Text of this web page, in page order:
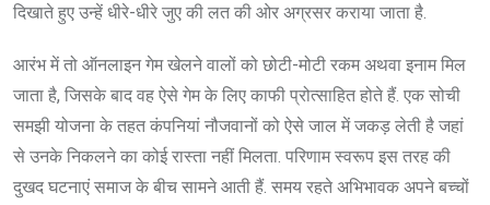
दिखाते हुए उन्हें धीरे-धीरे जुए की लत की ओर अग्रसर कराया जाता है.
आरंभ में तो ऑनलाइन गेम खेलने वालों को छोटी-मोटी रकम अथवा इनाम मिल
जाता है, जिसके बाद वह ऐसे गेम के लिए काफी प्रोत्साहित होते हैं. एक सोची
समझी योजना के तहत कंपनियां नौजवानों को ऐसे जाल में जकड़ लेती है जहां
से उनके निकलने का कोई रास्ता नहीं मिलता. परिणाम स्वरूप इस तरह की
दुखद घटनाएं समाज के बीच सामने आती हैं. समय रहते अभिभावक अपने बच्चों